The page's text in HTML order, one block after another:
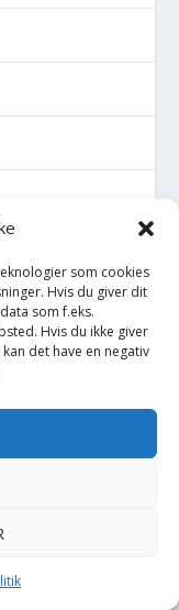
som cookies
Hvis du giver dit
som f.eks.
Hvis du ikke giver
det have en negativ